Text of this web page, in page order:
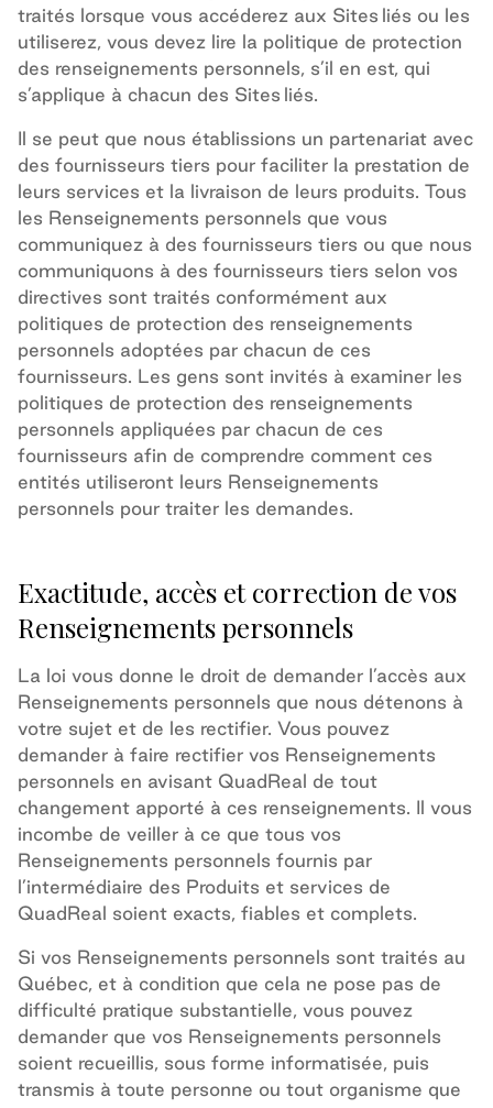
traités lorsque vous accéderez aux Sites liés ou les
utiliserez, vous devez lire la politique de protection
des renseignements personnels, s’il en est, qui
s’applique à chacun des Sites liés.
Il se peut que nous établissions un partenariat avec
des fournisseurs tiers pour faciliter la prestation de
leurs services et la livraison de leurs produits. Tous
les Renseignements personnels que vous
communiquez à des fournisseurs tiers ou que nous
communiquons à des fournisseurs tiers selon vos
directives sont traités conformément aux
politiques de protection des renseignements
personnels adoptées par chacun de ces
fournisseurs. Les gens sont invités à examiner les
politiques de protection des renseignements
personnels appliquées par chacun de ces
fournisseurs afin de comprendre comment ces
entités utiliseront leurs Renseignements
personnels pour traiter les demandes.
Exactitude, accès et correction de vos
Renseignements personnels
La loi vous donne le droit de demander l’accès aux
Renseignements personnels que nous détenons à
votre sujet et de les rectifier. Vous pouvez
demander à faire rectifier vos Renseignements
personnels en avisant QuadReal de tout
changement apporté à ces renseignements. Il vous
incombe de veiller à ce que tous vos
Renseignements personnels fournis par
l’intermédiaire des Produits et services de
QuadReal soient exacts, fiables et complets.
Si vos Renseignements personnels sont traités au
Québec, et à condition que cela ne pose pas de
difficulté pratique substantielle, vous pouvez
demander que vos Renseignements personnels
soient recueillis, sous forme informatisée, puis
transmis à toute personne ou tout organisme que